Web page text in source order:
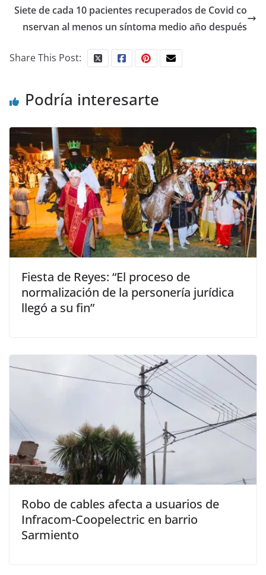
Siete de cada 10 pacientes recuperados de Covid co
nservan al menos un síntoma medio año después
Share This Post:
Podría interesarte
Fiesta de Reyes: “El proceso de
normalización de la personería jurídica
llegó a su fin”
Robo de cables afecta a usuarios de
Infracom-Coopelectric en barrio
Sarmiento